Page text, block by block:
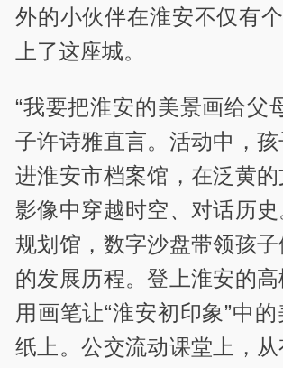
外的小伙伴在淮安不仅有
上了这座城。
“我要把淮安的美景画给父
子许诗雅直言。活动中，
进淮安市档案馆，在泛黄
影像中穿越时空、对话历
规划馆，数字沙盘带领孩
的发展历程。登上淮安的
用画笔让“淮安初印象”中
纸上。公交流动课堂上，